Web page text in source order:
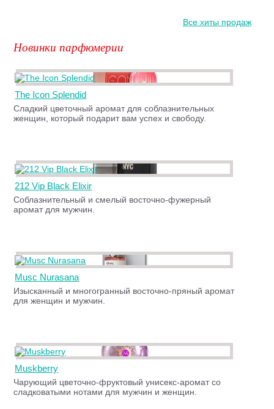
Все хиты продаж
Новинки парфюмерии
The Icon Splendid
Сладкий цветочный аромат для соблазнительных
женщин, который подарит вам успех и свободу.
212 Vip Black Elixir
Соблазнительный и смелый восточно-фужерный
аромат для мужчин.
Musc Nurasana
Изысканный и многогранный восточно-пряный аромат
для женщин и мужчин.
Muskberry
Чарующий цветочно-фруктовый унисекс-аромат со
сладковатыми нотами для мужчин и женщин.